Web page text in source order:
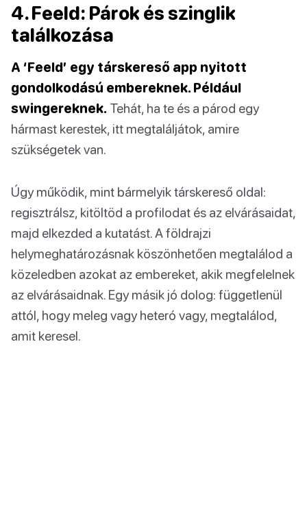
4. Feeld: Párok és szinglik
találkozása
A ‘Feeld’ egy társkereső app nyitott
gondolkodású embereknek. Például
swingereknek. Tehát, ha te és a párod egy
hármast kerestek, itt megtaláljátok, amire
szükségetek van.
Úgy működik, mint bármelyik társkereső oldal:
regisztrálsz, kitöltöd a profilodat és az elvárásaidat,
majd elkezded a kutatást. A földrajzi
helymeghatározásnak köszönhetően megtalálod a
közeledben azokat az embereket, akik megfelelnek
az elvárásaidnak. Egy másik jó dolog: függetlenül
attól, hogy meleg vagy heteró vagy, megtalálod,
amit keresel.